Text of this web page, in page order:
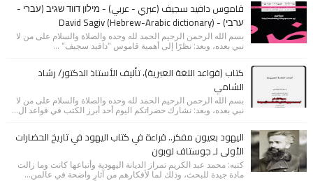
قاموس دافيد سجيف (عبري - عربي) - מילון דווד שגיב (עברי -
ערבי) - (David Sagiv (Hebrew-Arabic dictionary
بسم الله الرحمن الرحيم الحمد لله وحده والصلاة والسلام على من لا
نبي بعده، وبعد: نظرًا إلى أهمية قاموس "دافيد سجيف" ...
كتاب (قواعد اللغة العبرية)، تأليف الأستاذ الدكتور/ رشاد
الشامي
بسم الله الرحمن الرحيم الحمد لله وحده والصلاة والسلام على من لا
نبي بعده، وبعد: نشارك حضراتكم اليوم أحد أبرز الكتب في قواعد ال...
اليهود بعيون مفكر.. قراءة في كتاب اليهود في تاريخ الحضارات
الأولى لـ جوستاف لوبون
كتبه: محمد عبد الكريم تمراز الديانة اليهودية وأتباعها كانت وما زالت
مادة جيدة للبحث، وذلك لما لأفكارهم من آثارٍ واضحة في عالمن...